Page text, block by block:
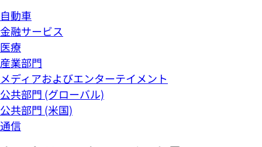
自動車
金融サービス
医療
産業部門
メディアおよびエンターテイメント
公共部門 (グローバル)
公共部門 (米国)
通信